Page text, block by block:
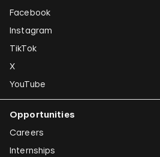
Facebook
Instagram
TikTok
X
YouTube
Opportunities
Careers
Internships